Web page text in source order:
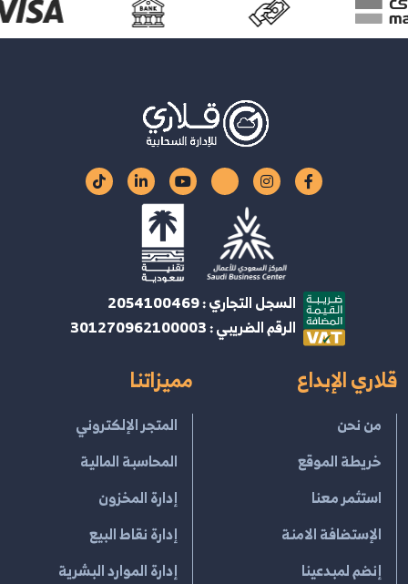
السجل التجاري : 2054100469
الرقم الضريبي : 301270962100003
قلاري الإبداع
من نحن
خريطة الموقع
استثمر معنا
الإستضافة الامنة
إنضم لمبدعينا
مميزاتنا
المتجر الإلكتروني
المحاسبة المالية
إدارة المخزون
إدارة نقاط البيع
إدارة الموارد البشرية